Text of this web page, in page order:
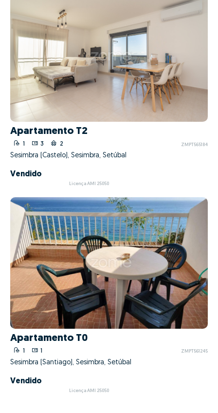
Apartamento T2
3 2 ZMPT565184
Sesimbra (Castelo), Sesimbra, Setúbal
Vendido
Licença AMI 25050
Apartamento T0
1 1 ZMPT561245
Sesimbra (Santiago), Sesimbra, Setúbal
Vendido
Licença AMI 25050